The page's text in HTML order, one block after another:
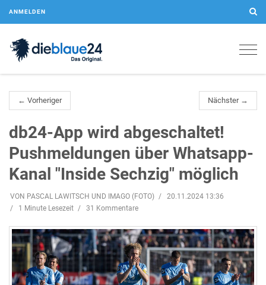
ANMELDEN
← Vorheriger Nächster →
db24-App wird abgeschaltet!
Pushmeldungen über Whatsapp-
Kanal "Inside Sechzig" möglich
VON PASCAL LAWITSCH UND IMAGO (FOTO)
20.11.2024 13:36
1 Minute Lesezeit
31 Kommentare